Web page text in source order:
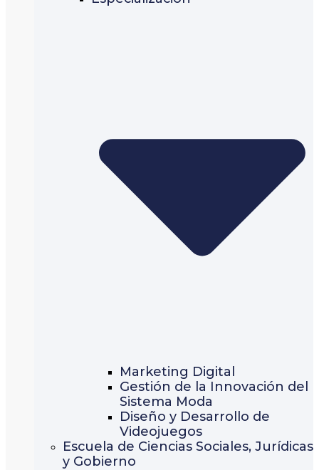
Marketing Digital
Gestión de la Innovación del
Sistema Moda
Diseño y Desarrollo de
Videojuegos
Escuela de Ciencias Sociales, Jurídicas
y Gobierno